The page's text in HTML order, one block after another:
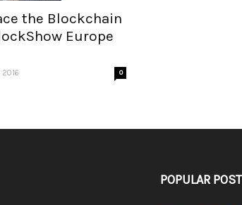
the Blockchain
Europe
0
POPULAR